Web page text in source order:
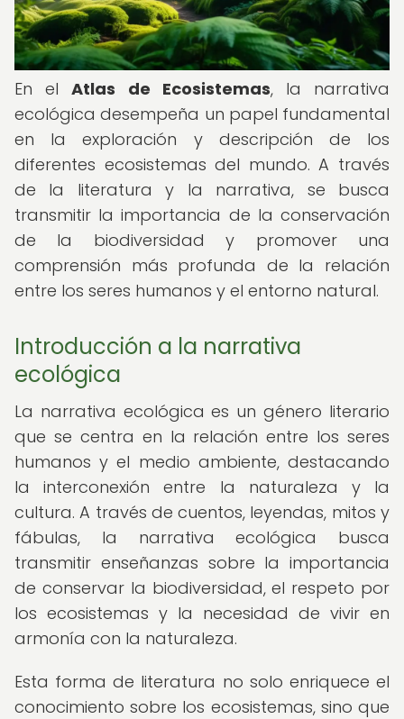
En elAtlas de Ecosistemas, la narrativa
ecológica desempeña un papel fundamental
en la exploración y descripción de los
diferentes ecosistemas del mundo. A través
de la literatura y la narrativa, se busca
transmitir la importancia de la conservación
de la biodiversidad y promover una
comprensión más profunda de la relación
entre los seres humanos y el entorno natural.
Introducción a la narrativa
ecológica
La narrativa ecológica es un género literario
que se centra en la relación entre los seres
humanos y el medio ambiente, destacando
la interconexión entre la naturaleza y la
cultura. A través de cuentos, leyendas, mitos y
fábulas, la narrativa ecológica busca
transmitir enseñanzas sobre la importancia
de conservar la biodiversidad, el respeto por
los ecosistemas y la necesidad de vivir en
armonía con la naturaleza.
Esta forma de literatura no solo enriquece el
conocimiento sobre los ecosistemas, sino que